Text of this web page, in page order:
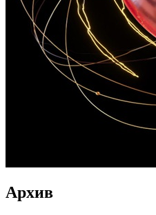
Архив